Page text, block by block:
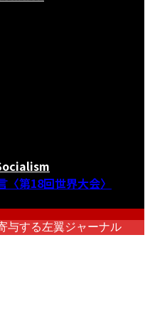
第18回世界大会〉
与する左翼ジャーナル